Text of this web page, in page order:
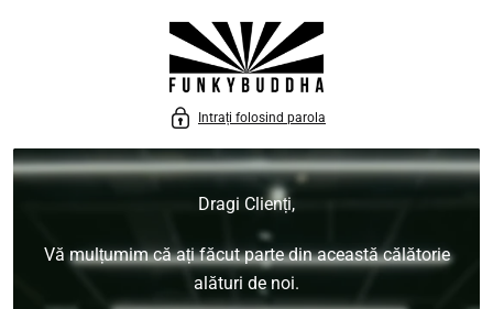
Intrați folosind parola
Dragi Clienți,
Vă mulțumim că ați făcut parte din această călătorie
alături de noi.